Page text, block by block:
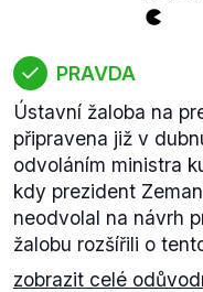
PRAVDA
Ústavní žaloba na
připravena již v
odvoláním ministra
kdy prezident
neodvolal na návrh
žalobu rozšířili o
zobrazit celé